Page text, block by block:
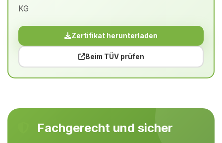
KG
Zertifikat herunterladen
Beim TÜV prüfen
Fachgerecht und sicher